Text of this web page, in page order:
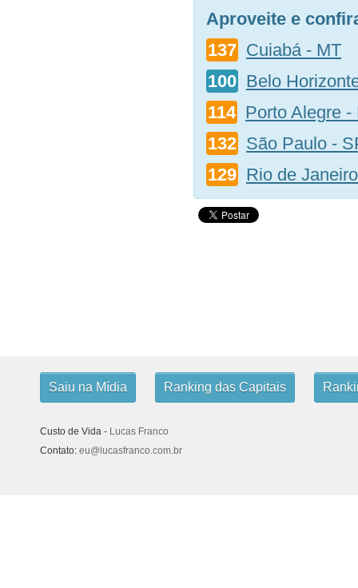
Aproveite e
137 Cuiabá - MT
100 Belo
114 Porto Alegre -
132 São Paulo -
129 Rio de
Saiu na Mídia Ranking das Capitais
Custo de Vida - Lucas Franco
Contato: eu@lucasfranco.com.br